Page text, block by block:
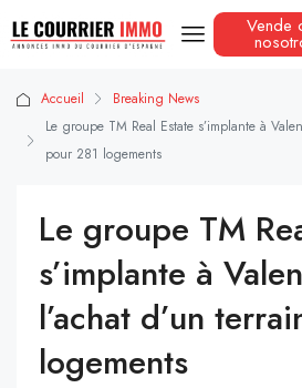
Vende
Accueil
Breaking News
Le groupe TM Real Estate s’implante à
pour 281 logements
Le groupe TM
s’implante à
l’achat d’un
logements